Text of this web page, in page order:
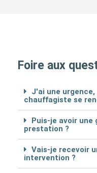
Foire aux
J'ai une
chauffagiste se
Puis-je avoir une
prestation ?
Vais-je recevoir
intervention ?